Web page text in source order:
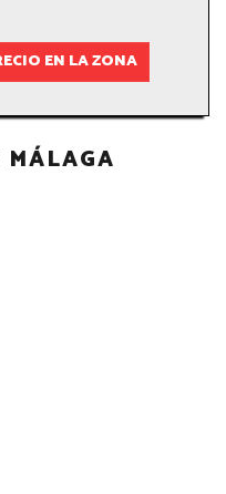
EN LA ZONA